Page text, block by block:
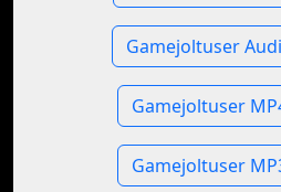
Gamejoltuser
Gamejoltuser
Gamejoltuser